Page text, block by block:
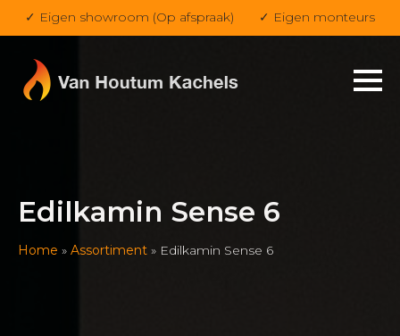
✓ Eigen showroom (Op afspraak) ✓ Eigen monteurs
Edilkamin Sense 6
Home » Assortiment » Edilkamin Sense 6